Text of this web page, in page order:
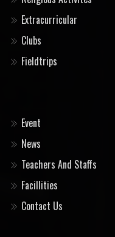
Extracurricular
Clubs
Fieldtrips
Event
News
Teachers And Staffs
Facillities
Contact Us